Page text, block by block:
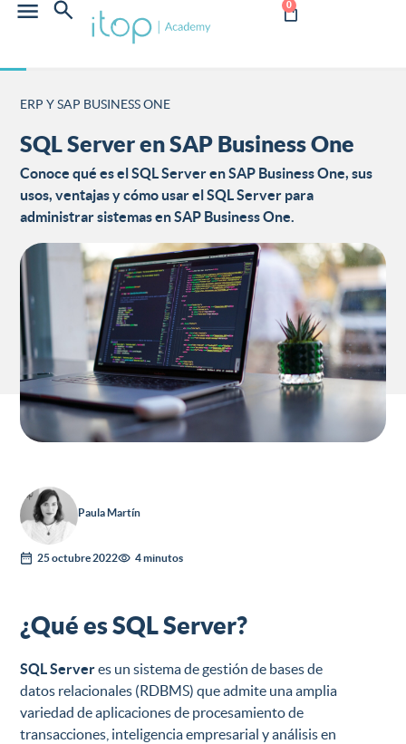
0
ERP Y SAP BUSINESS ONE
SQL Server en SAP Business One
Conoce qué es el SQL Server en SAP Business One, sus
usos, ventajas y cómo usar el SQL Server para
administrar sistemas en SAP Business One.
Paula Martín
25 octubre 2022 4 minutos
¿Qué es SQL Server?
SQL Serveres un sistema de gestión de bases de
datos relacionales (RDBMS) que admite una amplia
variedad de aplicaciones de procesamiento de
transacciones, inteligencia empresarial y análisis en